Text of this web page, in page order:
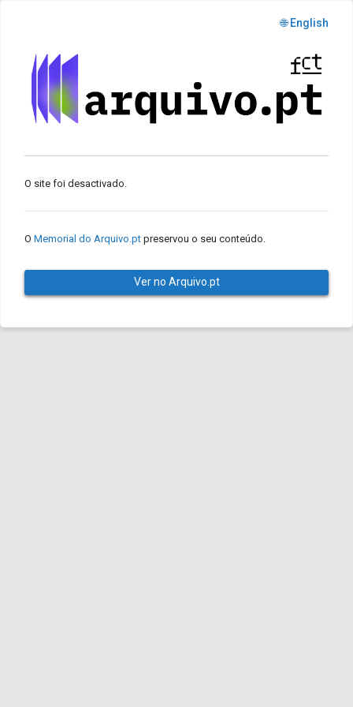
🌐 English
O site foi desactivado.
O Memorial do Arquivo.pt preservou o seu conteúdo.
Ver no Arquivo.pt